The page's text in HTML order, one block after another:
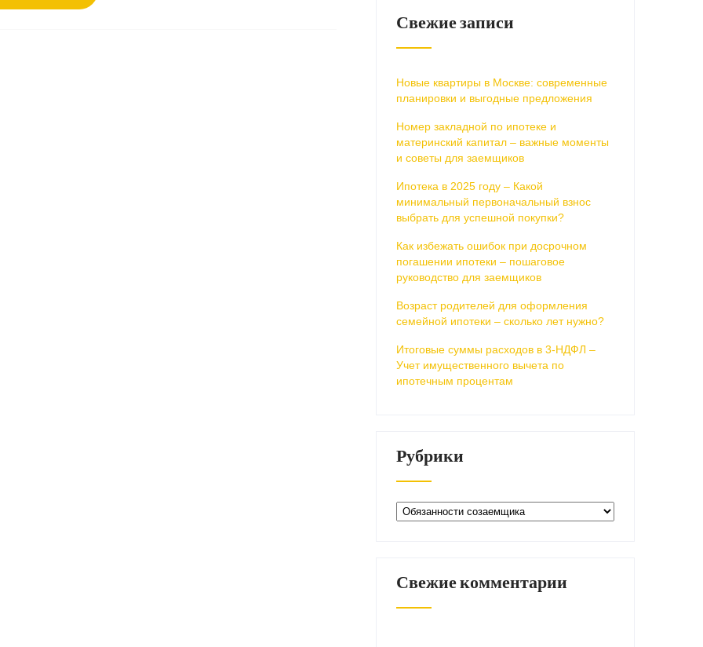
Свежие записи
Новые квартиры в Москве: современные
планировки и выгодные предложения
Номер закладной по ипотеке и
материнский капитал – важные моменты
и советы для заемщиков
Ипотека в 2025 году – Какой
минимальный первоначальный взнос
выбрать для успешной покупки?
Как избежать ошибок при досрочном
погашении ипотеки – пошаговое
руководство для заемщиков
Возраст родителей для оформления
семейной ипотеки – сколько лет нужно?
Итоговые суммы расходов в 3-НДФЛ –
Учет имущественного вычета по
ипотечным процентам
Рубрики
Рубрики
Свежие комментарии